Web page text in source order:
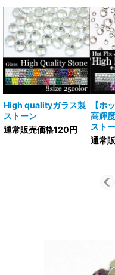
High qualityガラス製
ストーン
通常販売価格120円
【ホ
高輝
スト
通常